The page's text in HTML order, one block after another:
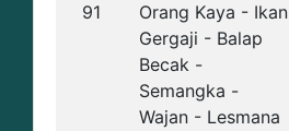
91
Orang Kaya - Ikan
Gergaji - Balap
Becak -
Semangka -
Wajan - Lesmana